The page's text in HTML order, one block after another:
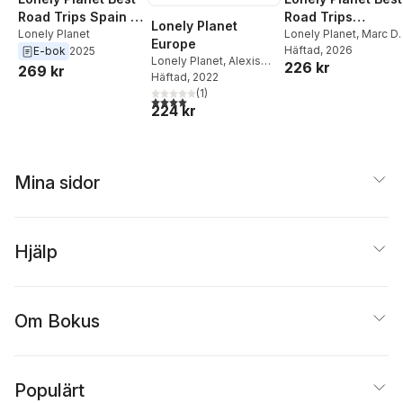
Williams
,Neil Wilson
Road Trips Spain &
Portugal
Lonely Planet
E-bok 2025
269 kr
Lonely Planet
Europe
Lonely Planet, Alexis
Averbuck,Mark Baker
Gregor Clark
Dragicevich
Kerry Walker,Nicola
Häftad, 2022
4,0utav 5 stjärnor. Totalt antal röster:
(1)
224 kr
Road Trips
Germany, Austria
Switzerland
Lonely Planet, Marc Di
Duca,Ham Enright.
Becki
Häftad, 2026
226 kr
Mina sidor
Hjälp
Om Bokus
Populärt